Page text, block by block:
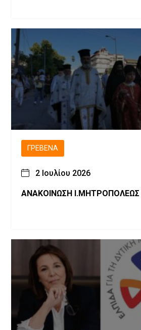
ΓΡΕΒΕΝΆ
2 Ιουλίου 2026
ΑΝΑΚΟΙΝΩΣΗ